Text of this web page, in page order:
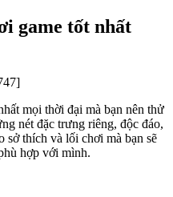
game tốt nhất
mọi thời đại mà bạn nên thử
nét đặc trưng riêng, độc đáo,
sở thích và lối chơi mà bạn sẽ
hợp với mình.